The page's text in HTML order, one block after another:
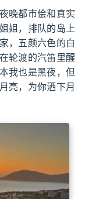
晚都市侩和真实
姐，排队的岛上
，五颜六色的白
轮渡的汽笛里醒
我也是黑夜，但
亮，为你洒下月